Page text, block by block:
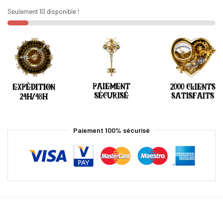
Seulement 10 disponible !
Paiement 100% sécurisé